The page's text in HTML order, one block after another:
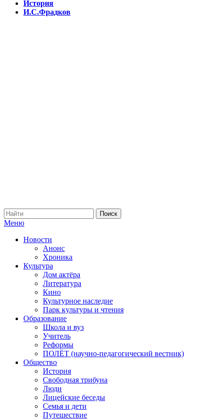
История
И.С.Фрадков
Меню
Новости
Анонс
Хроника
Культура
Дом актёра
Литература
Кино
Культурное наследие
Парк культуры и чтения
Образование
Школа и вуз
Учитель
Реформы
ПОЛЁТ (научно-педагогический вестник)
Общество
История
Свободная трибуна
Люди
Лицейские беседы
Семья и дети
Путешествие